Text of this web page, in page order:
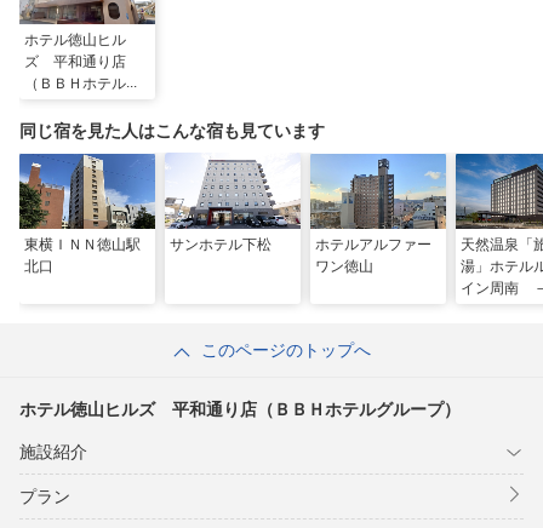
ホテル徳山ヒル
ズ 平和通り店
（ＢＢＨホテルグ
同じ宿を見た人はこんな宿も見ています
東横ＩＮＮ徳山駅
北口
サンホテル下松
ホテルアルファー
ワン徳山
天然温泉「
湯」ホテル
イン周南
このページのトップへ
ホテル徳山ヒルズ 平和通り店（ＢＢＨホテルグループ）
施設紹介
プラン